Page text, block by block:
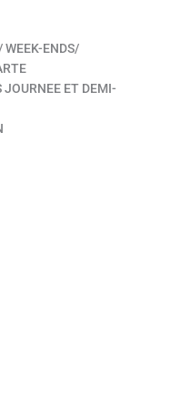
WEEK-ENDS/
JOURNEE ET DEMI-